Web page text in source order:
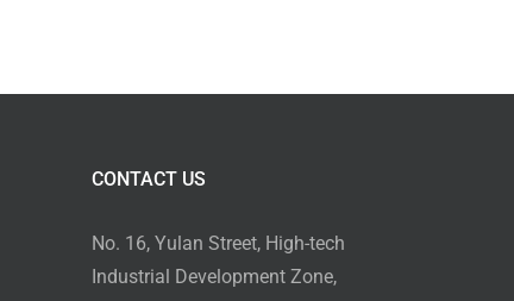
CONTACT US
No. 16, Yulan Street, High-tech
Industrial Development Zone,